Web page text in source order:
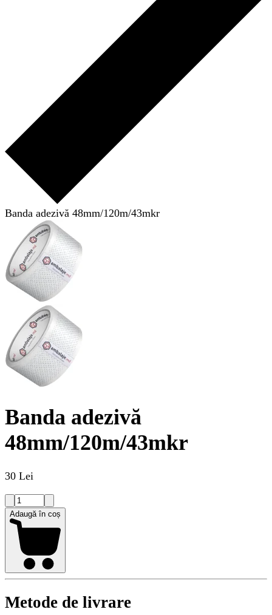
Banda adezivă 48mm/120m/43mkr
Banda adezivă
48mm/120m/43mkr
30 Lei
Adaugă în coș
Metode de livrare